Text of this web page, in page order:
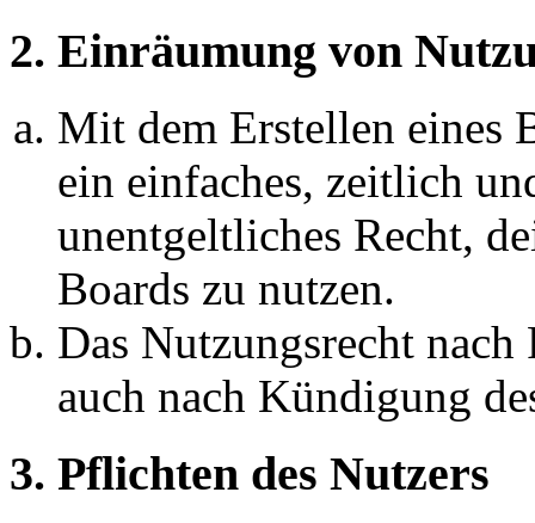
2. Einräumung von
Mit dem Erstellen eines
ein einfaches, zeitlich
unentgeltliches Recht,
Boards zu nutzen.
Das Nutzungsrecht
auch nach Kündigung
3. Pflichten des Nutzers